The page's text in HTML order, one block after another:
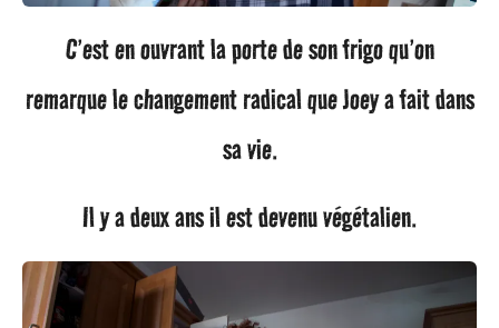
g
C’est en ouvrant la porte de son frigo qu’on
remarque le changement radical que Joey a fait dans
sa vie.
Il y a deux ans il est devenu végétalien.